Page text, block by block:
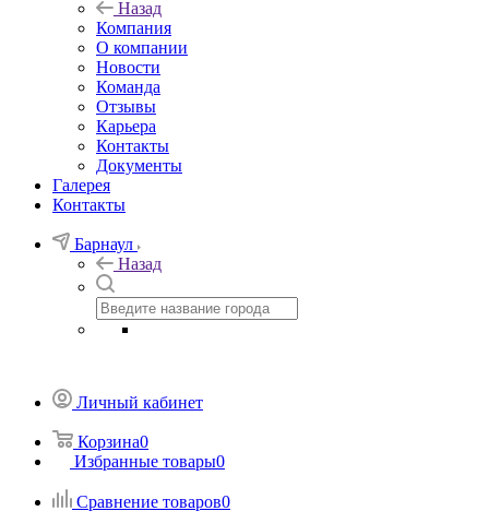
Назад
Компания
О компании
Новости
Команда
Отзывы
Карьера
Контакты
Документы
Галерея
Контакты
Барнаул
Назад
Личный кабинет
Корзина0
Избранные товары0
Сравнение товаров0